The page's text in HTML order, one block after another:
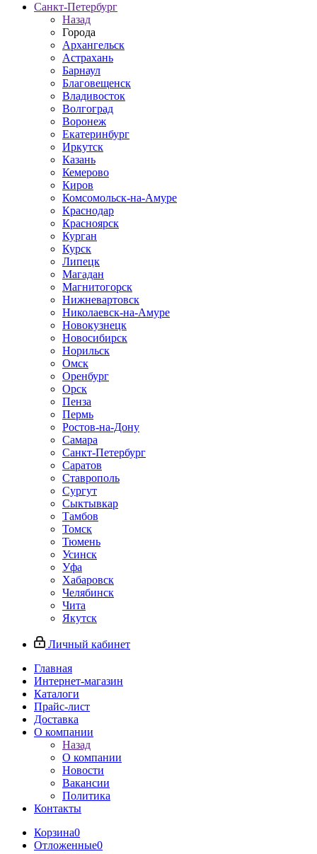
Санкт-Петербург
Назад
Города
Архангельск
Астрахань
Барнаул
Благовещенск
Владивосток
Волгоград
Воронеж
Екатеринбург
Иркутск
Казань
Кемерово
Киров
Комсомольск-на-Амуре
Краснодар
Красноярск
Курган
Курск
Липецк
Магадан
Магнитогорск
Нижневартовск
Николаевск-на-Амуре
Новокузнецк
Новосибирск
Норильск
Омск
Оренбург
Орск
Пенза
Пермь
Ростов-на-Дону
Самара
Санкт-Петербург
Саратов
Ставрополь
Сургут
Сыктывкар
Тамбов
Томск
Тюмень
Усинск
Уфа
Хабаровск
Челябинск
Чита
Якутск
Личный кабинет
Главная
Интернет-магазин
Каталоги
Прайс-лист
Доставка
О компании
Назад
О компании
Новости
Вакансии
Политика
Контакты
Корзина0
Отложенные0